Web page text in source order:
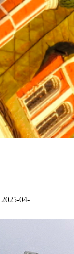
2025-04-